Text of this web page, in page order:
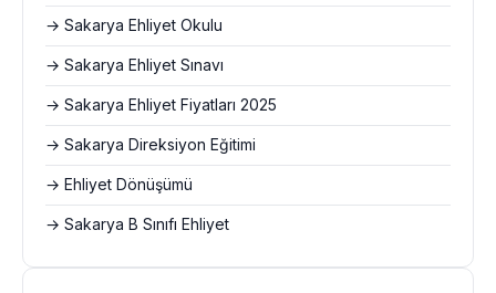
→ Sakarya Ehliyet Okulu
→ Sakarya Ehliyet Sınavı
→ Sakarya Ehliyet Fiyatları 2025
→ Sakarya Direksiyon Eğitimi
→ Ehliyet Dönüşümü
→ Sakarya B Sınıfı Ehliyet